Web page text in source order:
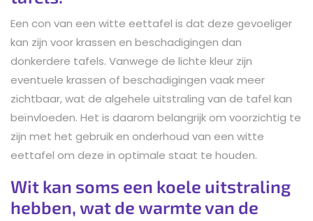
Een con van een witte eettafel is dat deze gevoeliger
kan zijn voor krassen en beschadigingen dan
donkerdere tafels. Vanwege de lichte kleur zijn
eventuele krassen of beschadigingen vaak meer
zichtbaar, wat de algehele uitstraling van de tafel kan
beïnvloeden. Het is daarom belangrijk om voorzichtig te
zijn met het gebruik en onderhoud van een witte
eettafel om deze in optimale staat te houden.
Wit kan soms een koele uitstraling
hebben, wat de warmte van de